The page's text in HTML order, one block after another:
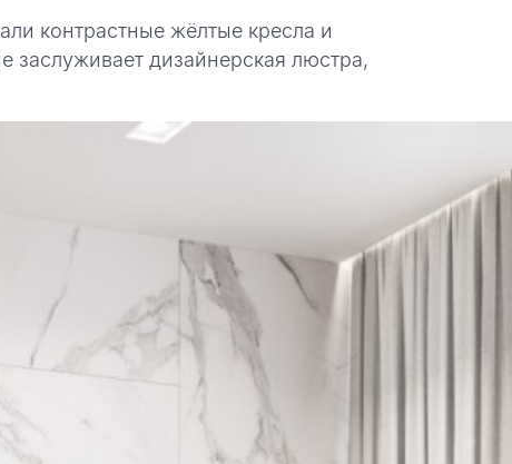
контрастные жёлтые кресла и
заслуживает дизайнерская люстра,